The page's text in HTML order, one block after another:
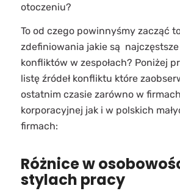
otoczeniu?
To od czego powinnyśmy zacząć
zdefiniowania jakie są najczęstsze
konfliktów w zespołach? Poniżej
listę źródeł konfliktu które
ostatnim czasie zarówno w
korporacyjnej jak i w polskich
firmach:
Różnice w
stylach pracy